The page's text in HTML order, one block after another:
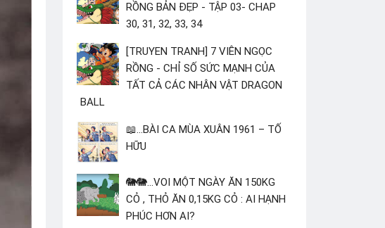
RỒNG BẢN ĐẸP - TẬP 03- CHAP
30, 31, 32, 33, 34
[TRUYEN TRANH] 7 VIÊN NGỌC
RỒNG - CHỈ SỐ SỨC MẠNH CỦA
TẤT CẢ CÁC NHÂN VẬT DRAGON
BALL
📖...BÀI CA MÙA XUÂN 1961 – TỐ
HỮU
🐘🐘...VOI MỘT NGÀY ĂN 150KG
CỎ , THỎ ĂN 0,15KG CỎ : AI HẠNH
PHÚC HƠN AI?